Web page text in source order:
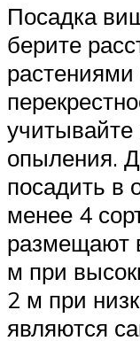
Посадка
берите
опыления.
посадить в
менее 4
размещают
м при
2 м при
являются